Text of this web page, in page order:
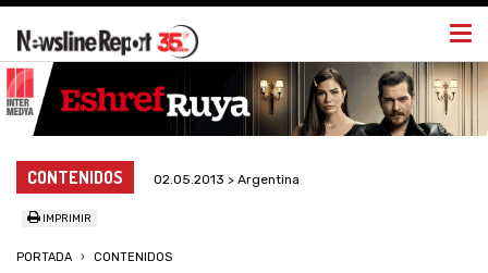
CONTENIDOS 02.05.2013 > Argentina
IMPRIMIR
PORTADA CONTENIDOS